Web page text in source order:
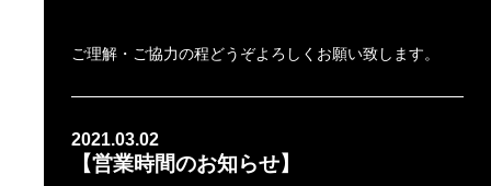
ご理解・ご協力の程どうぞよろしくお願い致します。
2021.03.02
【営業時間のお知らせ】